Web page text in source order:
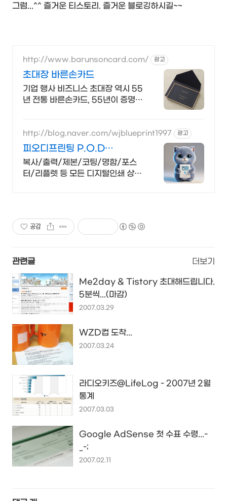
그럼...^^ 즐거운 티스토리. 즐거운 블로깅하시길~~
http://www.barunsoncard.com/ 광고
초대장 바른손카드
기업 행사 비즈니스 초대장 역시 55
년 전통 바른손카드, 55년이 증명하
http://blog.naver.com/wjblueprint1997 광고
피오디프린팅 P.O.D
Printing
복사/출력/제본/코팅/명함/포스
터/리플렛 등 모든 디지털인쇄 상업
공감
관련글 더보기
Me2day & Tistory 초대해드립니다.
5분씩...(마감)
2007.03.29
WZD컵 도착...
2007.03.24
라디오키즈@LifeLog - 2007년 2월
통계
2007.03.03
Google AdSense 첫 수표 수령...-
_-;
2007.02.11